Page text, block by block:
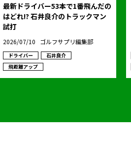
最新ドライバー53本で1番飛んだの
はどれ!? 石井良介のトラックマン
試打
2026/07/10 ゴルフサプリ編集部
ドライバー
石井良介
飛距離アップ